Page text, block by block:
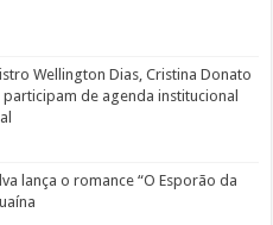
Wellington Dias, Cristina Donato
de agenda institucional
lança o romance “O Esporão da